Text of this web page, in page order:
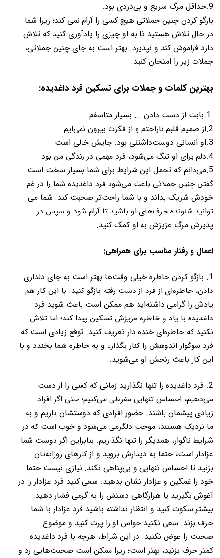
9.حداقل مرگ سریع و بی‌دردی بود.
بازگو کردن چنین جملاتی هیچ کسی را آرام نمی کند؛ زیرا شما
در حال تلاش هستید تا به او چیزی را یادآوری کنید که تلاش
دارد فراموش کند و نپذیرد. بهتر است به جای چنین جملاتی،
جملات زیر را امتحان کنید.
بهترین کلمات و جملات برای تسکین فرد داغدیده:
2.از صمیم قلبم ناراحتم و از فکرت بیرون نمی‌ایم
3.او انسانی دوست‌داشتنی بود. جایش خالی است
4.دلم برای او تنگ می‌شود، فرد مهمی در زندگی من بود
5.می‌دانم که تحمل این شرایط برای شما بسیار سخت است
گفتن چنین جملاتی باعث می‌شود فرد داغدیده شما را در غم
خودش شریک بداند و با شما راحت‌تر صحبت کند. شما می
توانید شنونده حرف‌های او باشید تا آرام شود و سپس در
پذیرش مرگ عزیزش به او کمک کنید.
اعمال و رفتار مناسب برای همراهی:
1. بازگو کردن خاطره خیلی وقت‌ها بهتر است به جای دلداری
دادن، خاطره‌ای از فرد از دست رفته بازگو کنید. با این کار هم
یادش را گرامی داشته‌اید هم ممکن است باعث شوید فرد
داغدیده با یاد و خاطره عزیزش تسکین پیدا کند؛ اما تلاش
نکنید که خاطره‌ای خنده دار تعریف کنید. توقع زیادی است که
فرد سوگوار اندوهش را کنار بگذارد و به خاطره شما بخندد و با
این کار باعث رنجش او می‌شوید.
2. فرد داغدیده را تنها نگذارید زمانی که کسی را از دست
می‌دهیم، احساس تنهایی مفرطی می‌کنیم؛ حتی اگر افراد
زیادی پیشمان باشند. حضور افرادی که دوستشان داریم و به
ما نزدیک هستند، موجب دلگرمی می‌شود و خوب است که در
شرایط ناگوار، همدیگر را تنها نگذاریم. بنابراین اگر دوست شما
عزادار است، حتما به دیدارش بروید و از کارهای روزانه‌تان
بزنید تا احساس تنهایی و بی‌پناهی نکند. نیازی نیست حتما
خود را غمگین و عزادار نشان بدهید. سعی کنید فرد عزادار را در
آغوش بگیرید یا هرازگاهی دستش را به گرمی فشار دهید.
بیشتر سکوت کنید و انتظار نداشته باشید فرد عزادار با شما
حرف بزند. سعی نکنید حواس او را پرت کنید و موضوع
صحبت را عوض نکنید. در این شراط، هرچه با فرد داغدیده
کمتر حرف بزنید، بهتر است؛ زیرا ممکن است صحبت‌هایی رد و